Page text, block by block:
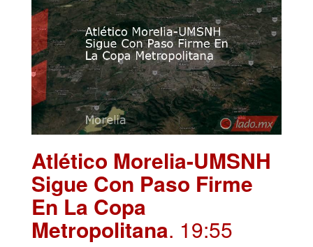
Atlético Morelia-UMSNH
Sigue Con Paso Firme
En La Copa
Metropolitana. 19:55